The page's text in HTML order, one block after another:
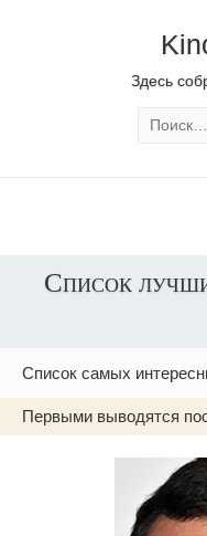
Здесь
Список
Список самых
Первыми выводятся